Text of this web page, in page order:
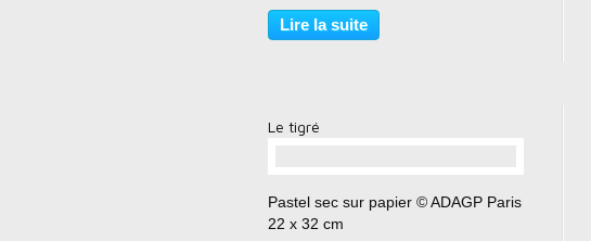
Lire la suite
Le tigré
Pastel sec sur papier © ADAGP Paris
22 x 32 cm